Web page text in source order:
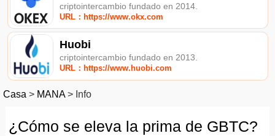
criptointercambio fundado en 2014.
URL：https://www.okx.com
Huobi
criptointercambio fundado en 2013.
URL：https://www.huobi.com
Casa > MANA> Info
¿Cómo se eleva la prima de GBTC?